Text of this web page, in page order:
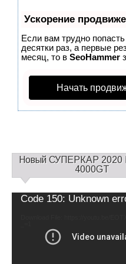
ю
Ускорение
Если вам трудно
десятки раз, а первые
месяц, то в SeoHammer
Начать
С
д
Новый СУПЕРКАР 2020
4000GT
Video
Code 150: Unknown